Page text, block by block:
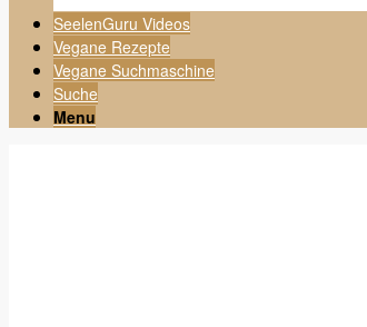
SeelenGuru Videos
Vegane Rezepte
Vegane Suchmaschine
Suche
Menu